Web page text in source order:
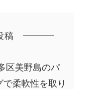
稿
区美野島のパ
柔軟性を取り